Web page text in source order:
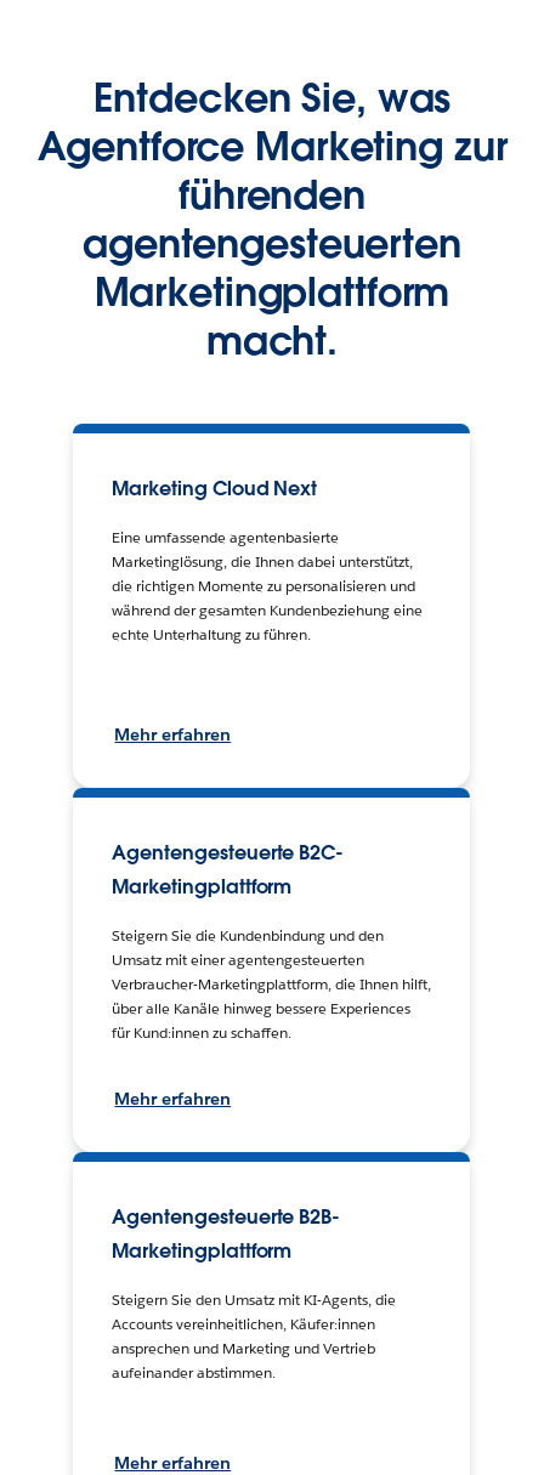
Entdecken Sie, was
Agentforce Marketing zur
führenden
agentengesteuerten
Marketingplattform
macht.
Marketing Cloud Next
Eine umfassende agentenbasierte
Marketinglösung, die Ihnen dabei unterstützt,
die richtigen Momente zu personalisieren und
während der gesamten Kundenbeziehung eine
echte Unterhaltung zu führen.
Mehr erfahren
Agentengesteuerte B2C-
Marketingplattform
Steigern Sie die Kundenbindung und den
Umsatz mit einer agentengesteuerten
Verbraucher-Marketingplattform, die Ihnen hilft,
über alle Kanäle hinweg bessere Experiences
für Kund:innen zu schaffen.
Mehr erfahren
Agentengesteuerte B2B-
Marketingplattform
Steigern Sie den Umsatz mit KI-Agents, die
Accounts vereinheitlichen, Käufer:innen
ansprechen und Marketing und Vertrieb
aufeinander abstimmen.
Mehr erfahren